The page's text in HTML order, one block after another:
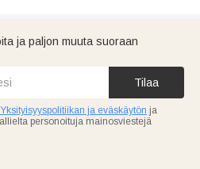
ja paljon muuta suoraan
Tilaa
Yksityisyyspolitiikan ja eväskäytön ja
personoituja mainosviestejä